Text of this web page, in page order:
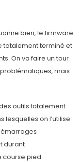
bien, le firmware
totalement terminé et
On va faire un tour
mais
outils totalement
on l’utilise.
durant
course pied.